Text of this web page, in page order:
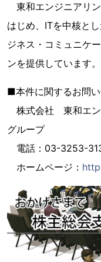
東和エンジニアリ
はじめ、ITを中核と
ジネス・コミュニケ
ンを提供しています。
■本件に関するお問
株式会社 東和エン
グループ
電話：03-3253-
ホームページ：